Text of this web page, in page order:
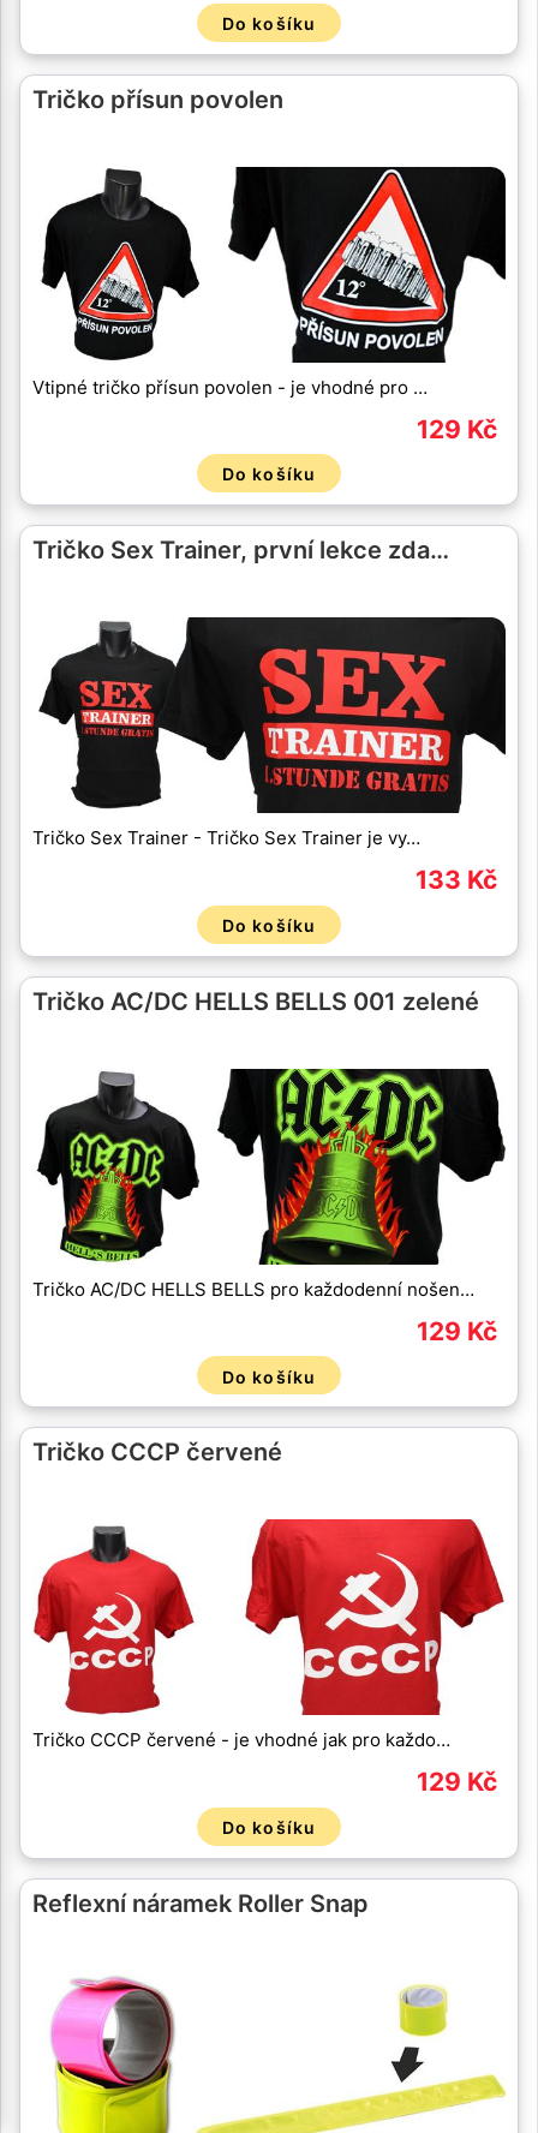
Do košíku
Tričko přísun povolen
Vtipné tričko přísun povolen - je vhodné pro …
129 Kč
Do košíku
Tričko Sex Trainer, první lekce zda…
Tričko Sex Trainer - Tričko Sex Trainer je vy…
133 Kč
Do košíku
Tričko AC/DC HELLS BELLS 001 zelené
Tričko AC/DC HELLS BELLS pro každodenní nošen…
129 Kč
Do košíku
Tričko CCCP červené
Tričko CCCP červené - je vhodné jak pro každo…
129 Kč
Do košíku
Reflexní náramek Roller Snap